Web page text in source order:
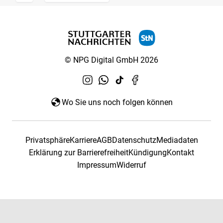
© NPG Digital GmbH 2026
Wo Sie uns noch folgen können
PrivatsphäreKarriereAGBDatenschutzMediadaten
Erklärung zur BarrierefreiheitKündigungKontakt
ImpressumWiderruf